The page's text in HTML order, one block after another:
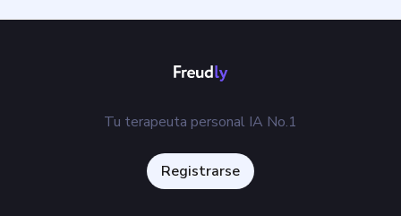
Tu terapeuta personal IA No.1
Registrarse